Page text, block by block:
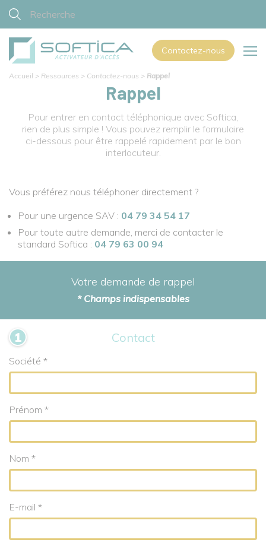
Contactez-nous
Accueil > Ressources > Contactez-nous > Rappel
Rappel
Pour entrer en contact téléphonique avec Softica,
rien de plus simple ! Vous pouvez remplir le formulaire
ci-dessous pour être rappelé rapidement par le bon
interlocuteur.
Vous préférez nous téléphoner directement ?
Pour une urgence SAV : 04 79 34 54 17
Pour toute autre demande, merci de contacter le
standard Softica : 04 79 63 00 94
Votre demande de rappel
* Champs indispensables
Contact
Société *
Prénom *
Nom *
E-mail *